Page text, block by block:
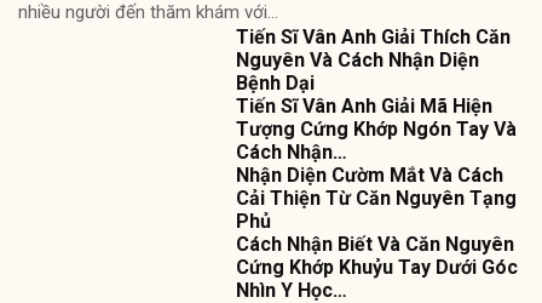
nhiều người đến thăm khám với…
Tiến Sĩ Vân Anh Giải Thích Căn
Nguyên Và Cách Nhận Diện
Bệnh Dại
Tiến Sĩ Vân Anh Giải Mã Hiện
Tượng Cứng Khớp Ngón Tay Và
Cách Nhận…
Nhận Diện Cườm Mắt Và Cách
Cải Thiện Từ Căn Nguyên Tạng
Phủ
Cách Nhận Biết Và Căn Nguyên
Cứng Khớp Khuỷu Tay Dưới Góc
Nhìn Y Học…